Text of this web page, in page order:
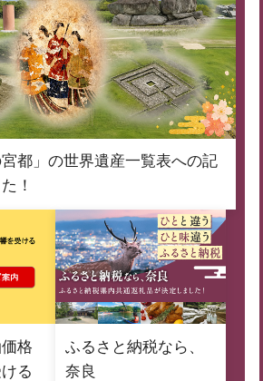
宮都」の世界遺産一覧表への記
！
格
る
ふるさと納税なら、
奈良